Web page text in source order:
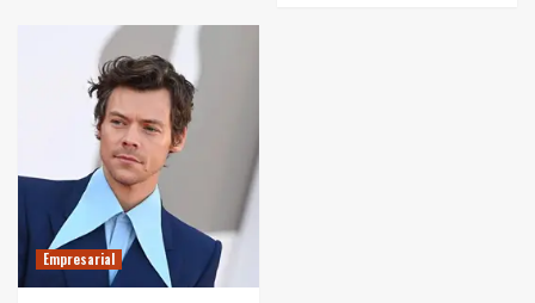
Empresarial